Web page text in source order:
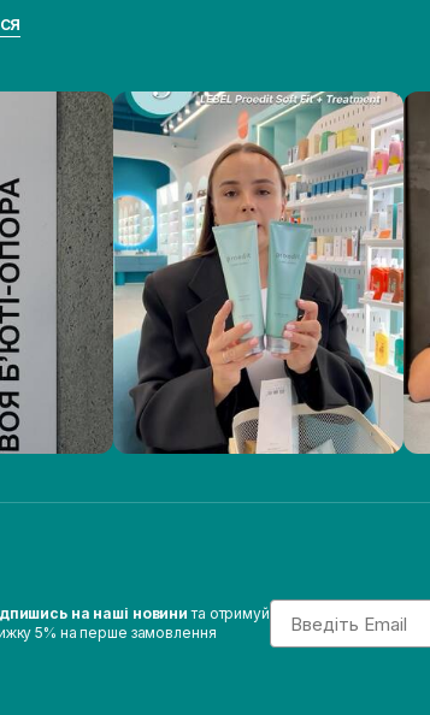
на наші новини та отримуй
5% на перше замовлення
Email